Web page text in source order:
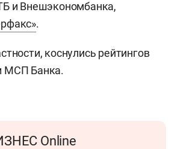
и Внешэкономбанка,
.
коснулись рейтингов
МСП Банка.
Online